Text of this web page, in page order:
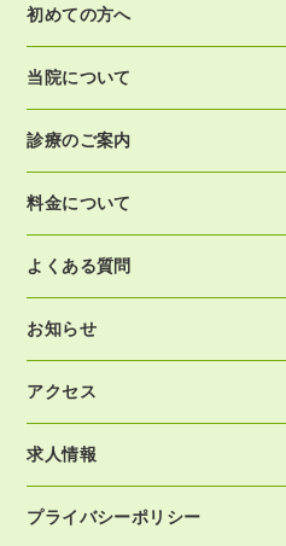
初めての方へ
当院について
診療のご案内
料金について
よくある質問
お知らせ
アクセス
求人情報
プライバシーポリシー